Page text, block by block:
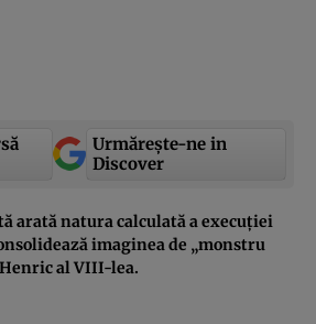
Urmărește-ne in
Discover
arată natura calculată a execuției
imaginea de „monstru
al VIII-lea.